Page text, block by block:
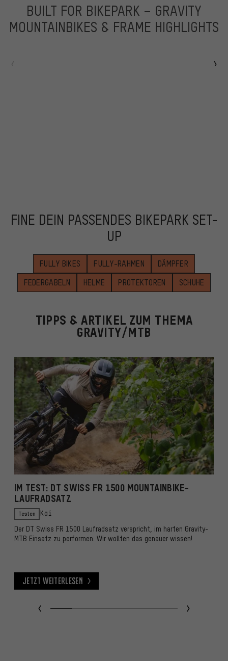
BUILT FOR BIKEPARK – GRAVITY
MOUNTAINBIKES & FRAME HIGHLIGHTS
FINE DEIN PASSENDES BIKEPARK SET-
UP
FULLY BIKES FULLY-RAHMEN
DÄMPFER
FEDERGABELN
HELME PROTEKTOREN SCHUHE
TIPPS & ARTIKEL ZUM THEMA
GRAVITY/MTB
IM TEST: DT SWISS FR 1500 MOUNTAINBIKE-
LAUFRADSATZ
Testen Kai
Der DT Swiss FR 1500 Laufradsatz verspricht, im harten Gravity-
MTB Einsatz zu performen. Wir wollten das genauer wissen!
Jetzt weiterlesen